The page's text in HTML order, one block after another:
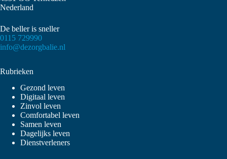
Nederland
De beller is sneller
0115 729990
info@dezorgbalie.nl
Rubrieken
Gezond leven
Digitaal leven
Zinvol leven
Comfortabel leven
Samen leven
Dagelijks leven
Dienstverleners